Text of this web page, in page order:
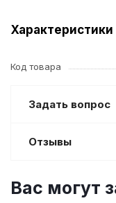
Характеристики
Код товара
Задать вопрос
Отзывы
Вас могут